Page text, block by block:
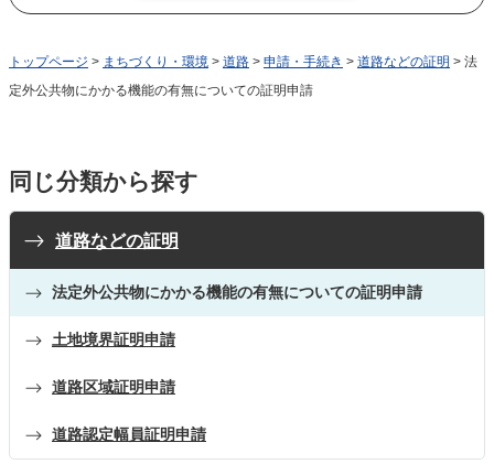
トップページ > まちづくり・環境 > 道路 > 申請・手続き > 道路などの証明 > 法
定外公共物にかかる機能の有無についての証明申請
同じ分類から探す
道路などの証明
法定外公共物にかかる機能の有無についての証明申請
土地境界証明申請
道路区域証明申請
道路認定幅員証明申請